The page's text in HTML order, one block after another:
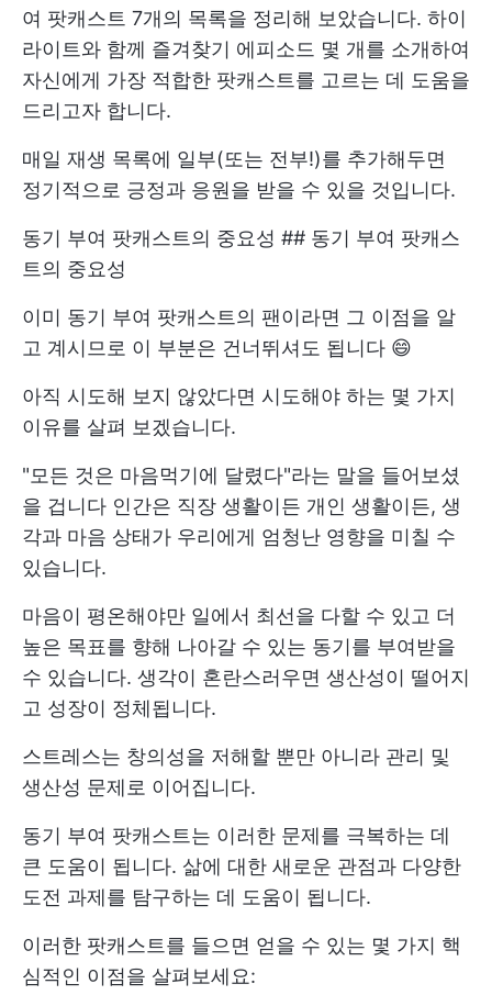
여 팟캐스트 7개의 목록을 정리해 보았습니다. 하이
라이트와 함께 즐겨찾기 에피소드 몇 개를 소개하여
자신에게 가장 적합한 팟캐스트를 고르는 데 도움을
드리고자 합니다.
매일 재생 목록에 일부(또는 전부!)를 추가해두면
정기적으로 긍정과 응원을 받을 수 있을 것입니다.
동기 부여 팟캐스트의 중요성 ## 동기 부여 팟캐스
트의 중요성
이미 동기 부여 팟캐스트의 팬이라면 그 이점을 알
고 계시므로 이 부분은 건너뛰셔도 됩니다 😄
아직 시도해 보지 않았다면 시도해야 하는 몇 가지
이유를 살펴 보겠습니다.
"모든 것은 마음먹기에 달렸다"라는 말을 들어보셨
을 겁니다 인간은 직장 생활이든 개인 생활이든, 생
각과 마음 상태가 우리에게 엄청난 영향을 미칠 수
있습니다.
마음이 평온해야만 일에서 최선을 다할 수 있고 더
높은 목표를 향해 나아갈 수 있는 동기를 부여받을
수 있습니다. 생각이 혼란스러우면 생산성이 떨어지
고 성장이 정체됩니다.
스트레스는 창의성을 저해할 뿐만 아니라 관리 및
생산성 문제로 이어집니다.
동기 부여 팟캐스트는 이러한 문제를 극복하는 데
큰 도움이 됩니다. 삶에 대한 새로운 관점과 다양한
도전 과제를 탐구하는 데 도움이 됩니다.
이러한 팟캐스트를 들으면 얻을 수 있는 몇 가지 핵
심적인 이점을 살펴보세요: